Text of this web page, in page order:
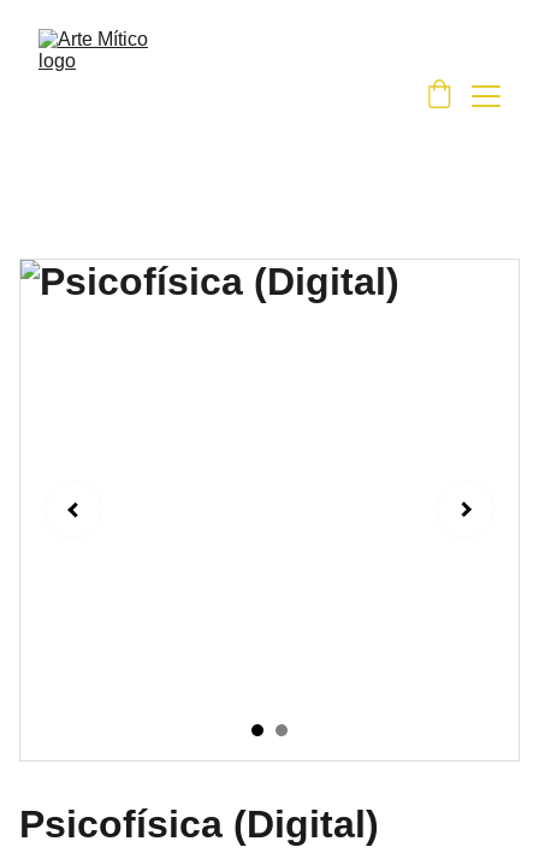
Psicofísica (Digital)